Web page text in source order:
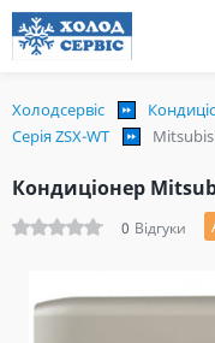
Холодсервіс
Серія ZSX-WT
Кондиціонер
0 Відгуки